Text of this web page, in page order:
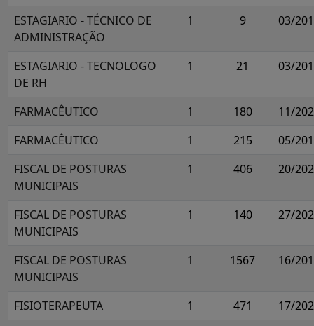
ESTAGIARIO - TÉCNICO DE
ADMINISTRAÇÃO
1 9 03/
ESTAGIARIO - TECNOLOGO
DE RH
1 21 03/
FARMACÊUTICO 1 180
11/
FARMACÊUTICO
1 215
05/
FISCAL DE POSTURAS
MUNICIPAIS
1 406 20/
FISCAL DE POSTURAS
MUNICIPAIS
1 140 27/
FISCAL DE POSTURAS
MUNICIPAIS
1 1567 16/
FISIOTERAPEUTA 1 471
17/